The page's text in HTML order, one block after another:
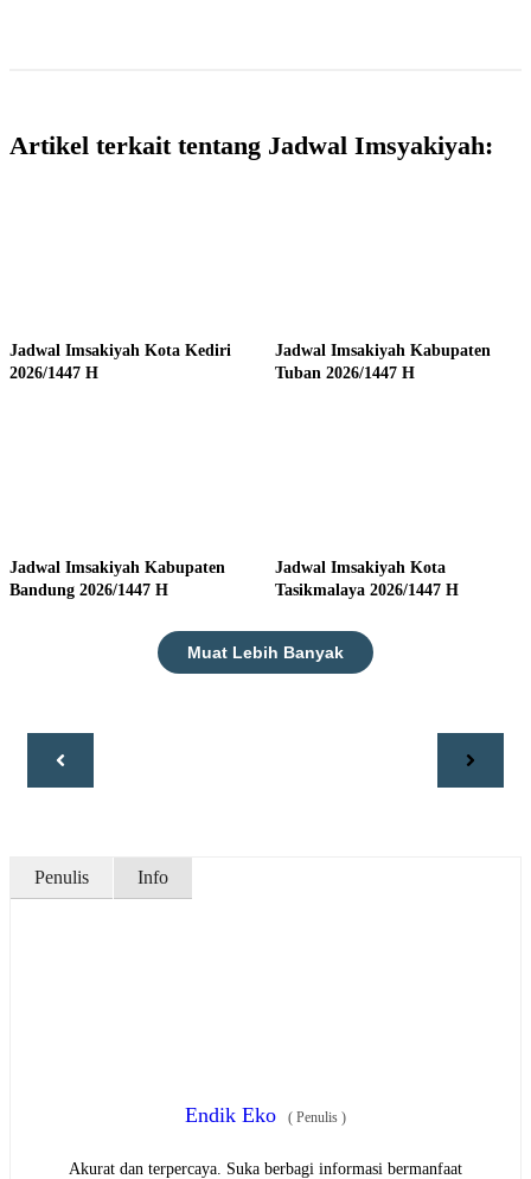
Artikel terkait tentang Jadwal Imsyakiyah:
Jadwal Imsakiyah Kota Kediri
2026/1447 H
Jadwal Imsakiyah Kabupaten
Tuban 2026/1447 H
Jadwal Imsakiyah Kabupaten
Bandung 2026/1447 H
Jadwal Imsakiyah Kota
Tasikmalaya 2026/1447 H
Muat Lebih Banyak
Penulis Info
Endik Eko ( Penulis )
Akurat dan terpercaya. Suka berbagi informasi bermanfaat